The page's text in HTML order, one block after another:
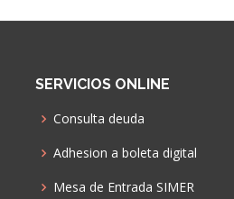
SERVICIOS ONLINE
Consulta deuda
Adhesion a boleta digital
Mesa de Entrada SIMER